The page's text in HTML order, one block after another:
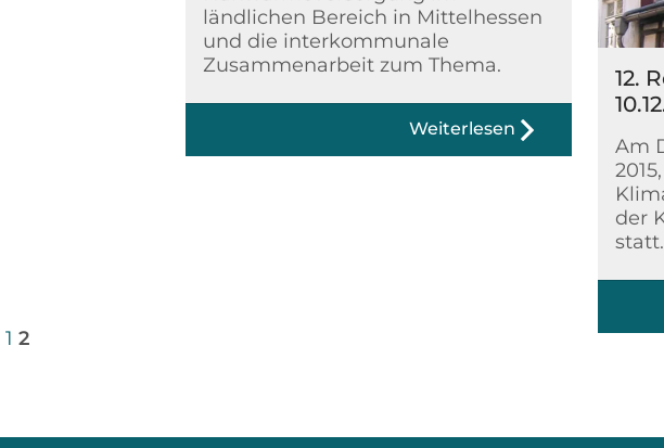
12.
Am
der
statt.
ländlichen Bereich in Mittelhessen
und die interkommunale
Zusammenarbeit zum Thema.
Weiterlesen
1 2